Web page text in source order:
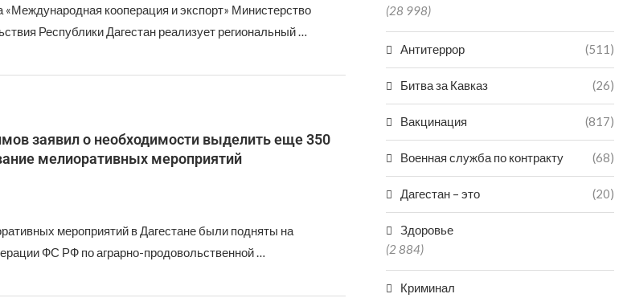
«Международная кооперация и экспорт» Министерство
Республики Дагестан реализует региональный …
заявил о необходимости выделить еще 350
мелиоративных мероприятий
мероприятий в Дагестане были подняты на
ФС РФ по аграрно-продовольственной …
(28 998)
Антитеррор (511)
Битва за Кавказ (26)
Вакцинация (817)
Военная служба по контракту (68)
Дагестан – это (20)
Здоровье
(2 884)
Криминал